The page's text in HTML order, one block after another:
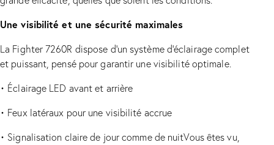
Une visibilité et une sécurité maximales
La Fighter 7260R dispose d’un système d’éclairage complet
et puissant, pensé pour garantir une visibilité optimale.
• Éclairage LED avant et arrière
• Feux latéraux pour une visibilité accrue
• Signalisation claire de jour comme de nuitVous êtes vu,